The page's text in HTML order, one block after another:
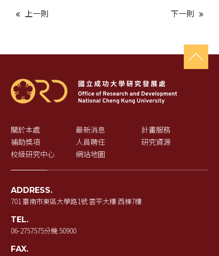
上一則 下一則
關於本處 最新消息
計畫服務
補助獎項
人員聘任
研究資源
校級研究中心
網站地圖
ADDRESS.
701 臺南市東區大學路1號 雲平大樓 西棟7樓
TEL.
06-2757575分機 50900
FAX.